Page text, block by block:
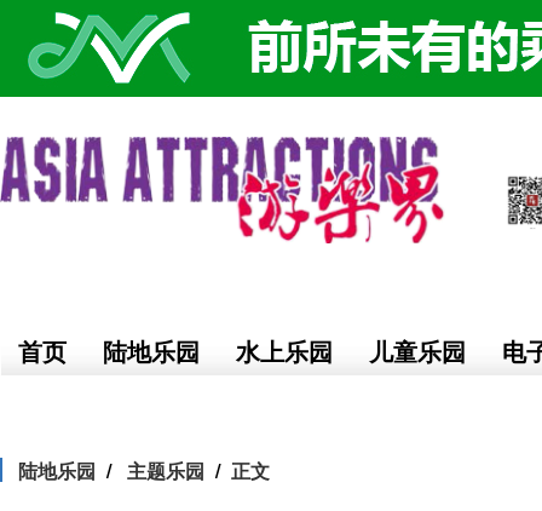
首页 陆地乐园 水上乐园 儿童乐园 电
陆地乐园 主题乐园 正文